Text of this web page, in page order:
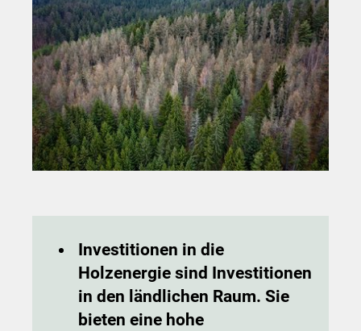
Investitionen in die
Holzenergie sind Investitionen
in den ländlichen Raum. Sie
bieten eine hohe